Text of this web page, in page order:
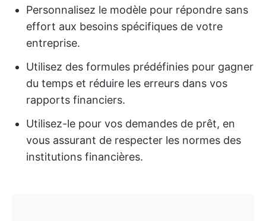
Personnalisez le modèle pour répondre sans
effort aux besoins spécifiques de votre
entreprise.
Utilisez des formules prédéfinies pour gagner
du temps et réduire les erreurs dans vos
rapports financiers.
Utilisez-le pour vos demandes de prêt, en
vous assurant de respecter les normes des
institutions financières.